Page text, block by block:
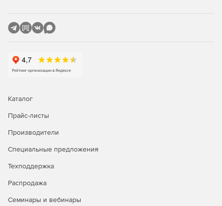
Каталог
Прайс-листы
Производители
Специальные предложения
Техподдержка
Распродажа
Семинары и вебинары